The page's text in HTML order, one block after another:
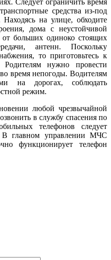
Следует ограничить время
средства из-под
на улице, обходите
дома с неустойчивой
больших одиноко стоящих
антенн. Поскольку
то приготовьтесь к
Родителям нужно провести
время непогоды. Водителям
на дорогах, соблюдать
режим.
любой чрезвычайной
в службу спасения по
телефонов следует
главном управлении МЧС
функционирует телефон